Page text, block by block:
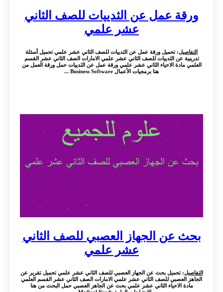
ورقة عمل عن الثدييات للصف الثاني
عشر علمي
التفاصيل: تحميل ورقة عمل عن الثدييات للصف الثاني عشر علمي تحميل أسئلة
تدريبية عن الثدييات للصف الثاني عشر علمي الامارات الصف الثاني عشر القسم
العلمي مادة الاحياء الثاني عشر علمي ورقة عمل عن الثدييات حمل ورقة العمل من
هنا برمجيات الأعمال Business Software ...
بحث عن الجهاز العصبي للصف الثاني
عشر علمي
التفاصيل: تحميل بحث عن الجهاز العصبي للصف الثاني عشر علمي تحميل تقرير عن
الجاهز العصبي للصف الثاني عشر علمي الامارات الصف الثاني عشر القسم العلمي
مادة الاحياء الثاني عشر علمي بحث عن الجاهز العصبي حمل البحث من هنا